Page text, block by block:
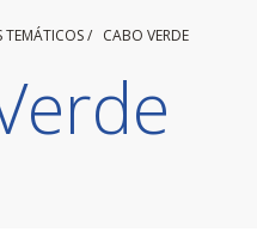
TEMÁTICOS/ CABO VERDE